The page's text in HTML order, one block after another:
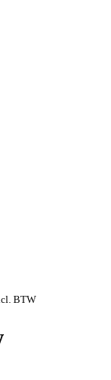
BTW